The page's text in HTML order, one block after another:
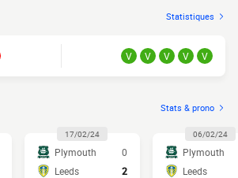
Statistiques
V V V V V
Stats & prono
17/02/24
Plymouth
0
Leeds
2
06/02/24
Plymouth
Leeds